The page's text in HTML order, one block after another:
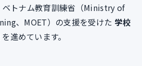
トナム教育訓練省（Ministry of
、MOET）の支援を受けた 学校
を進めています。